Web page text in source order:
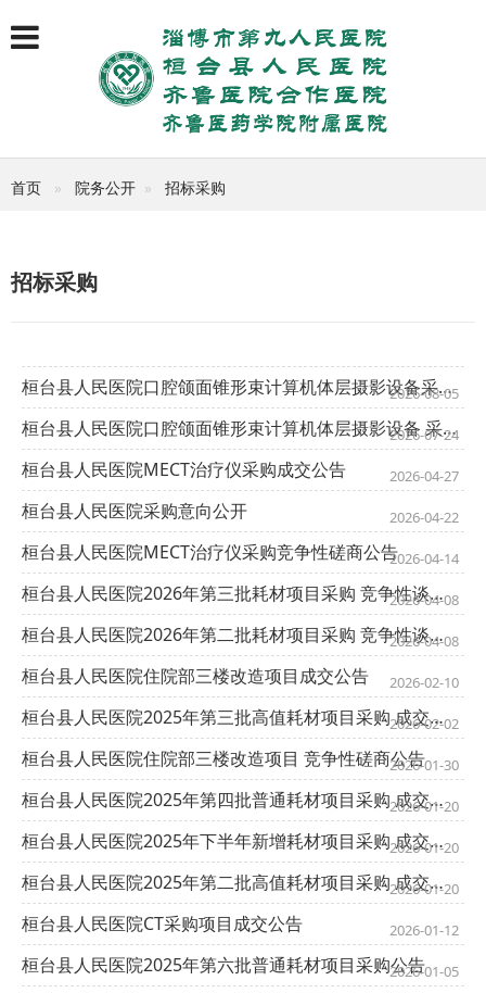
首页 院务公开 招标采购
招标采购
桓台县人民医院口腔颌面锥形束计算机体层摄影设备采购项目成交公告
2026-08-05
桓台县人民医院口腔颌面锥形束计算机体层摄影设备 采购项目竞争性磋商公告
2026-07-24
桓台县人民医院MECT治疗仪采购成交公告 2026-04-27
桓台县人民医院采购意向公开 2026-04-22
桓台县人民医院MECT治疗仪采购竞争性磋商公告2026-04-14
桓台县人民医院2026年第三批耗材项目采购 竞争性谈判邀请
2026-04-08
桓台县人民医院2026年第二批耗材项目采购 竞争性谈判邀请
2026-04-08
桓台县人民医院住院部三楼改造项目成交公告 2026-02-10
桓台县人民医院2025年第三批高值耗材项目采购 成交公告
2026-02-02
桓台县人民医院住院部三楼改造项目 竞争性磋商公告2026-01-30
桓台县人民医院2025年第四批普通耗材项目采购 成交及终止公告
2026-01-20
桓台县人民医院2025年下半年新增耗材项目采购 成交公告
2026-01-20
桓台县人民医院2025年第二批高值耗材项目采购 成交公告
2026-01-20
桓台县人民医院CT采购项目成交公告 2026-01-12
桓台县人民医院2025年第六批普通耗材项目采购公告2026-01-05